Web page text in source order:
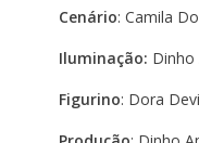
Cenário: Camila
Iluminação: Dinho
Figurino: Dora